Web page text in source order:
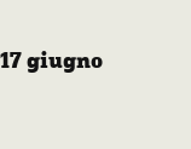
17 giugno